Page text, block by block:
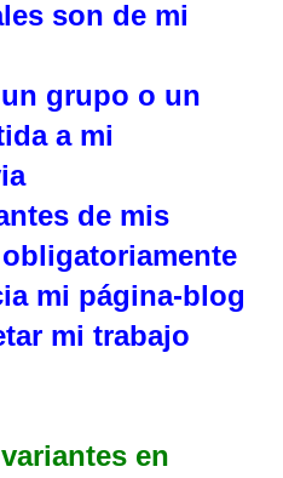
son de mi
grupo o un
a mi
de mis
mi página-blog
mi trabajo
en